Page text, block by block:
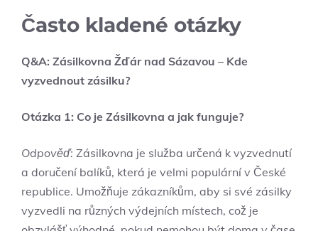
Často kladené otázky
Q&A: Zásilkovna Žďár nad Sázavou – Kde
vyzvednout zásilku?
Otázka 1: Co je Zásilkovna a jak funguje?
Odpověď: Zásilkovna je služba určená k vyzvednutí
a doručení balíků, která je velmi populární v České
republice. Umožňuje zákazníkům, aby si své zásilky
vyzvedli na různých výdejních místech, což je